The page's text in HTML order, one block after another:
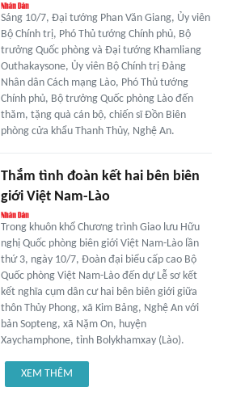
Sáng 10/7, Đại tướng Phan Văn Giang, Ủy viên
Bộ Chính trị, Phó Thủ tướng Chính phủ, Bộ
trưởng Quốc phòng và Đại tướng Khamliang
Outhakaysone, Ủy viên Bộ Chính trị Đảng
Nhân dân Cách mạng Lào, Phó Thủ tướng
Chính phủ, Bộ trưởng Quốc phòng Lào đến
thăm, tặng quà cán bộ, chiến sĩ Đồn Biên
phòng cửa khẩu Thanh Thủy, Nghệ An.
Thắm tình đoàn kết hai bên biên
giới Việt Nam-Lào
Trong khuôn khổ Chương trình Giao lưu Hữu
nghị Quốc phòng biên giới Việt Nam-Lào lần
thứ 3, ngày 10/7, Đoàn đại biểu cấp cao Bộ
Quốc phòng Việt Nam-Lào đến dự Lễ sơ kết
kết nghĩa cụm dân cư hai bên biên giới giữa
thôn Thủy Phong, xã Kim Bảng, Nghệ An với
bản Sopteng, xã Nặm On, huyện
Xaychamphone, tỉnh Bolykhamxay (Lào).
XEM THÊM